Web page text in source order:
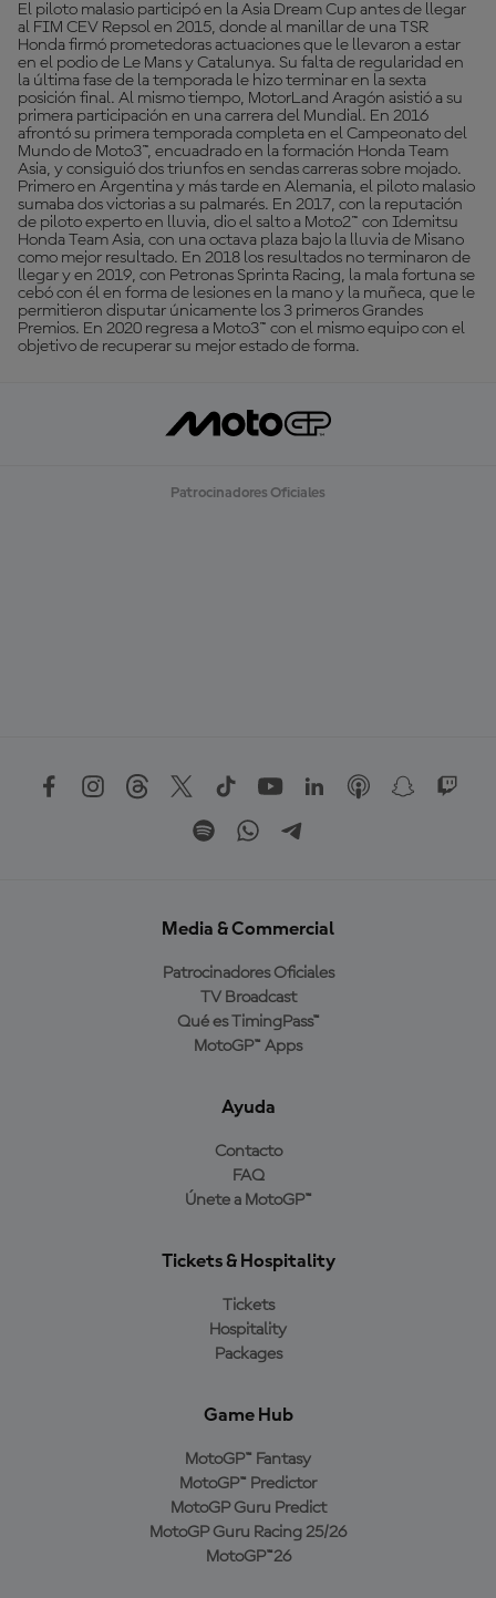
El piloto malasio participó en la Asia Dream Cup antes de llegar
al FIM CEV Repsol en 2015, donde al manillar de una TSR
Honda firmó prometedoras actuaciones que le llevaron a estar
en el podio de Le Mans y Catalunya. Su falta de regularidad en
la última fase de la temporada le hizo terminar en la sexta
posición final. Al mismo tiempo, MotorLand Aragón asistió a su
primera participación en una carrera del Mundial. En 2016
afrontó su primera temporada completa en el Campeonato del
Mundo de Moto3™, encuadrado en la formación Honda Team
Asia, y consiguió dos triunfos en sendas carreras sobre mojado.
Primero en Argentina y más tarde en Alemania, el piloto malasio
sumaba dos victorias a su palmarés. En 2017, con la reputación
de piloto experto en lluvia, dio el salto a Moto2™ con Idemitsu
Honda Team Asia, con una octava plaza bajo la lluvia de Misano
como mejor resultado. En 2018 los resultados no terminaron de
llegar y en 2019, con Petronas Sprinta Racing, la mala fortuna se
cebó con él en forma de lesiones en la mano y la muñeca, que le
permitieron disputar únicamente los 3 primeros Grandes
Premios. En 2020 regresa a Moto3™ con el mismo equipo con el
objetivo de recuperar su mejor estado de forma.
Patrocinadores Oficiales
Media & Commercial
Patrocinadores Oficiales
TV Broadcast
Qué es TimingPass™
MotoGP™ Apps
Ayuda
Contacto
FAQ
Únete a MotoGP™
Tickets & Hospitality
Tickets
Hospitality
Packages
Game Hub
MotoGP™ Fantasy
MotoGP™ Predictor
MotoGP Guru Predict
MotoGP Guru Racing 25/26
MotoGP™26